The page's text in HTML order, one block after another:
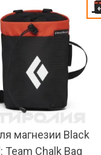
магнезии Black
Team Chalk Bag